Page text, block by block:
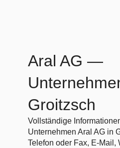
Aral AG —
Groitzsch
Vollständige
Unternehmen Aral AG in
Telefon oder Fax, E-Mail,